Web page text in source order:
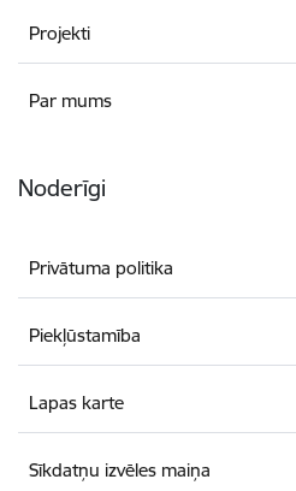
Projekti
Par mums
Noderīgi
Privātuma politika
Piekļūstamība
Lapas karte
Sīkdatņu izvēles maiņa